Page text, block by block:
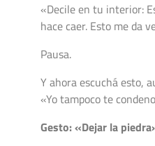
«Decile en tu interior:
hace caer. Esto me da
Pausa.
Y ahora escuchá esto,
«Yo tampoco te
Gesto: «Dejar la